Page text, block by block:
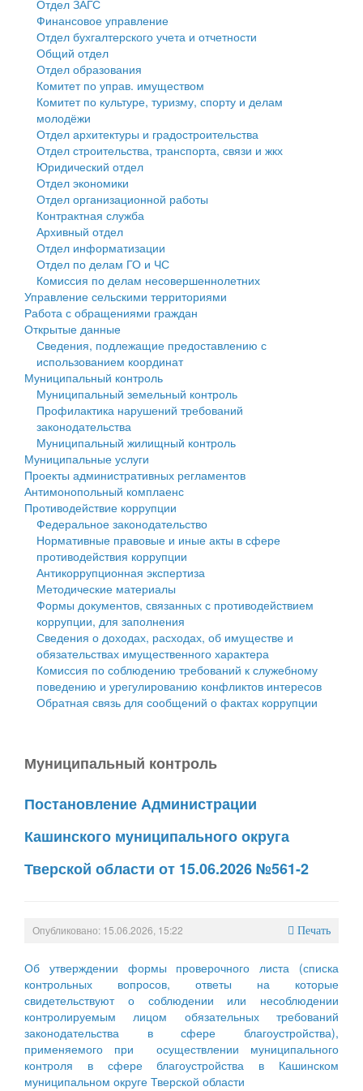
Государственные услуги
Промышленность и АПК
Экономика и бизнес
Символика
Устав
Гостям округа
Туризм
Культура
Образование
Здравоохранение
Социальная защита
Фотоальбом
муниципального округа Тверской области
Администрация Кашинского муниципального округа
Тверской области
Управление сельскими территориями
Открытые данные
Работа с обращениями граждан
Муниципальный контроль
Муниципальные услуги
Проекты административных регламентов
Антимонопольный комплаенс
Противодействие коррупции
Финансовое управление
Бюджет для граждан
Имущество
Выявление правообладателей ранее учтенных
объектов недвижимости
Имущественная поддержка субъектов малого и
среднего предпринимательства
Информационная поддержка субъектов малого и
среднего предпринимательства
Муниципальные программы
Контрольно-счетная палата
Персональные данные
Оценка регулирующего воздействия
Деятельность МУ
Нормативы градостроительного проектирования
Правила землепользования и застройки
Генеральные планы
Проекты планировки территории
Собрание депутатов
Городское поселение
Сельские поселения
Отдел ЗАГС
Финансовое управление
Отдел бухгалтерского учета и отчетности
Общий отдел
Отдел образования
Комитет по управ. имуществом
Комитет по культуре, туризму, спорту и делам
молодёжи
Отдел архитектуры и градостроительства
Отдел строительства, транспорта, связи и жкх
Юридический отдел
Отдел экономики
Отдел организационной работы
Контрактная служба
Архивный отдел
Отдел информатизации
Отдел по делам ГО и ЧС
Комиссия по делам несовершеннолетних
Управление сельскими территориями
Работа с обращениями граждан
Открытые данные
Сведения, подлежащие предоставлению с
использованием координат
Муниципальный контроль
Муниципальный земельный контроль
Профилактика нарушений требований
законодательства
Муниципальный жилищный контроль
Муниципальные услуги
Проекты административных регламентов
Антимонопольный комплаенс
Противодействие коррупции
Федеральное законодательство
Нормативные правовые и иные акты в сфере
противодействия коррупции
Антикоррупционная экспертиза
Методические материалы
Формы документов, связанных с противодействием
коррупции, для заполнения
Сведения о доходах, расходах, об имуществе и
обязательствах имущественного характера
Комиссия по соблюдению требований к служебному
поведению и урегулированию конфликтов интересов
Обратная связь для сообщений о фактах коррупции
Муниципальный контроль
Постановление Администрации
Кашинского муниципального округа
Тверской области от 15.06.2026 №561-2
Опубликовано: 15.06.2026, 15:22 Печать
Об утверждении формы проверочного листа (списка
контрольных вопросов, ответы на которые
свидетельствуют о соблюдении или несоблюдении
контролируемым лицом обязательных требований
законодательства в сфере благоустройства),
применяемого при осуществлении муниципального
контроля в сфере благоустройства в Кашинском
муниципальном округе Тверской области